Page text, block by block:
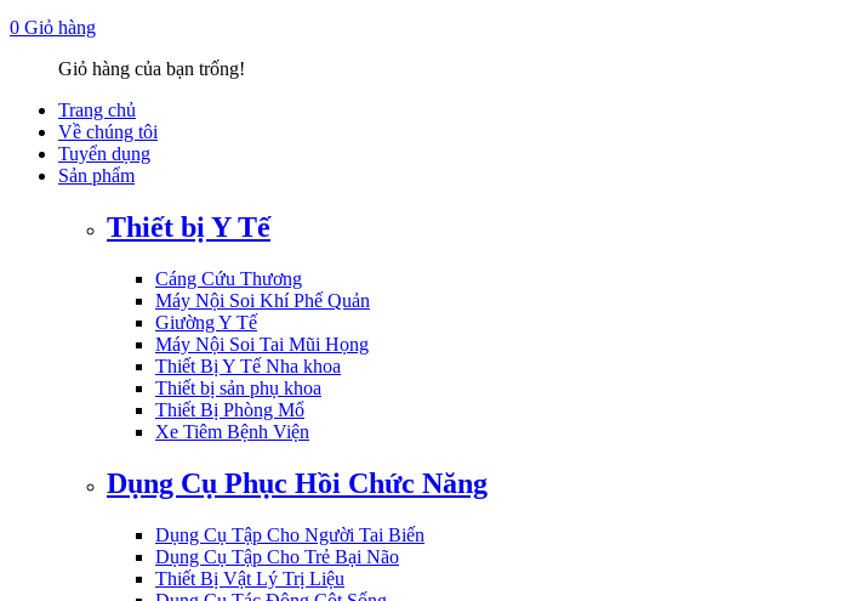
0 Giỏ hàng
Giỏ hàng của bạn trống!
Trang chủ
Về chúng tôi
Tuyển dụng
Sản phẩm
Thiết bị Y Tế
Cáng Cứu Thương
Máy Nội Soi Khí Phế Quản
Giường Y Tế
Máy Nội Soi Tai Mũi Họng
Thiết Bị Y Tế Nha khoa
Thiết bị sản phụ khoa
Thiết Bị Phòng Mổ
Xe Tiêm Bệnh Viện
Dụng Cụ Phục Hồi Chức Năng
Dụng Cụ Tập Cho Người Tai Biến
Dụng Cụ Tập Cho Trẻ Bại Não
Thiết Bị Vật Lý Trị Liệu